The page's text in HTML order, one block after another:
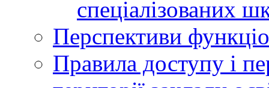
спеціалізованих
Перспективи
Правила доступу і